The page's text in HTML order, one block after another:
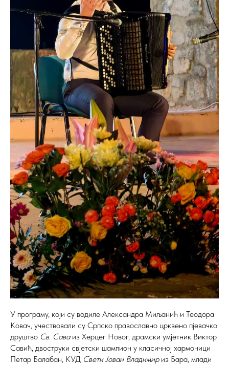
У програму, који су водиле Александра Миљанић и Теодора
Ковач, учествовали су Српско православно црквено пјевачко
друштво Св. Саваиз Херцег Новог, драмски умјетник Виктор
Савић, двоструки свјетски шампион у класичној хармоници
Петар Балабан, КУД Свети Јован Владимириз Бара, млади